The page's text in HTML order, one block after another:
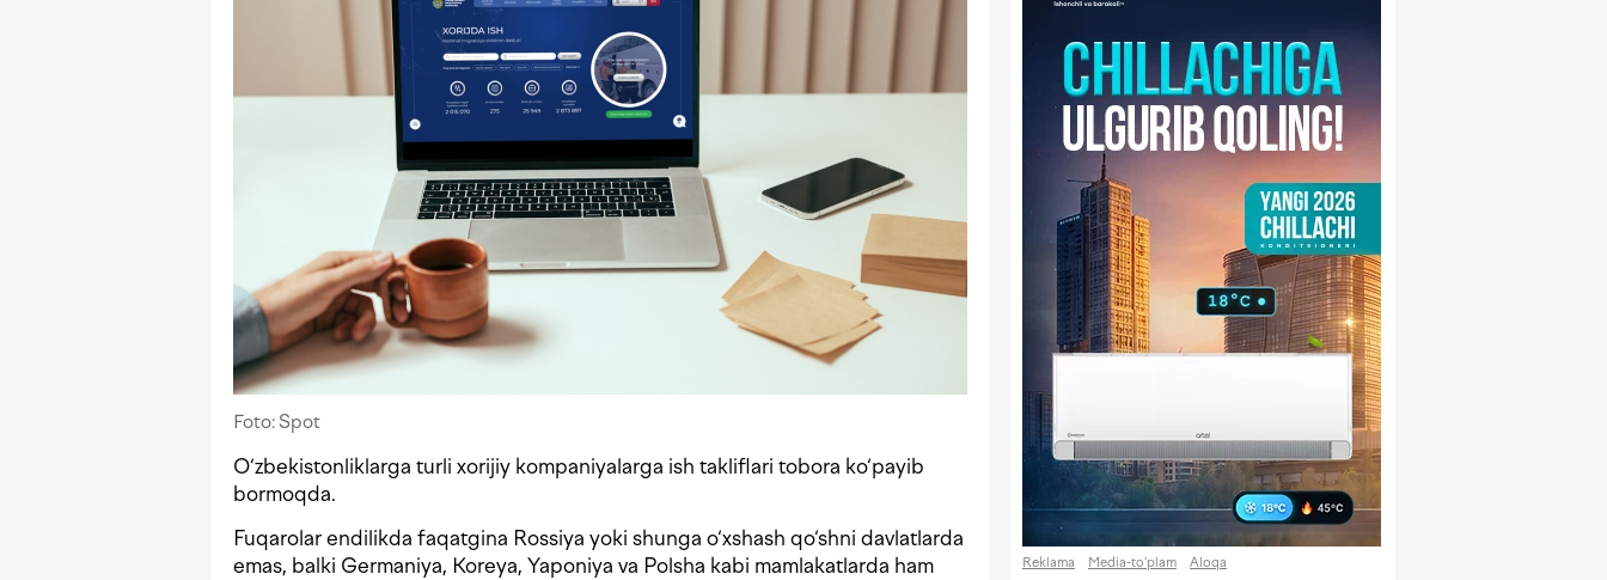
Foto: Spot
O‘zbekistonliklarga turli xorijiy kompaniyalarga ish takliflari tobora ko‘payib
bormoqda.
Fuqarolar endilikda faqatgina Rossiya yoki shunga o‘xshash qo‘shni davlatlarda
emas, balki Germaniya, Koreya, Yaponiya va Polsha kabi mamlakatlarda ham
Reklama Media-to‘plam Aloqa